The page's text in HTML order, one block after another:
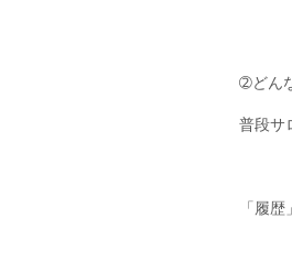
➁どん
普段サ
「履歴」